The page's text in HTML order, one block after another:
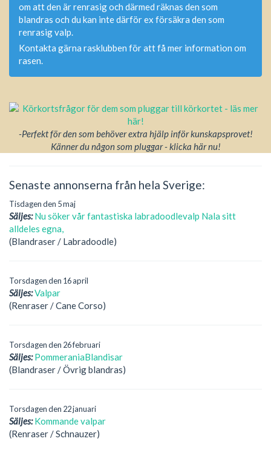
om att den är renrasig och därmed räknas den som
blandras och du kan inte därför ex försäkra den som
renrasig valp.
Kontakta gärna rasklubben för att få mer information om
rasen.
-Perfekt för den som behöver extra hjälp inför kunskapsprovet!
Känner du någon som pluggar - klicka här nu!
Senaste annonserna från hela Sverige:
Tisdagen den 5 maj
Säljes: Nu söker vår fantastiska labradoodlevalp Nala sitt
alldeles egna,
(Blandraser / Labradoodle)
Torsdagen den 16 april
Säljes:Valpar
(Renraser / Cane Corso)
Torsdagen den 26 februari
Säljes: PommeraniaBlandisar
(Blandraser / Övrig blandras)
Torsdagen den 22 januari
Säljes: Kommande valpar
(Renraser / Schnauzer)